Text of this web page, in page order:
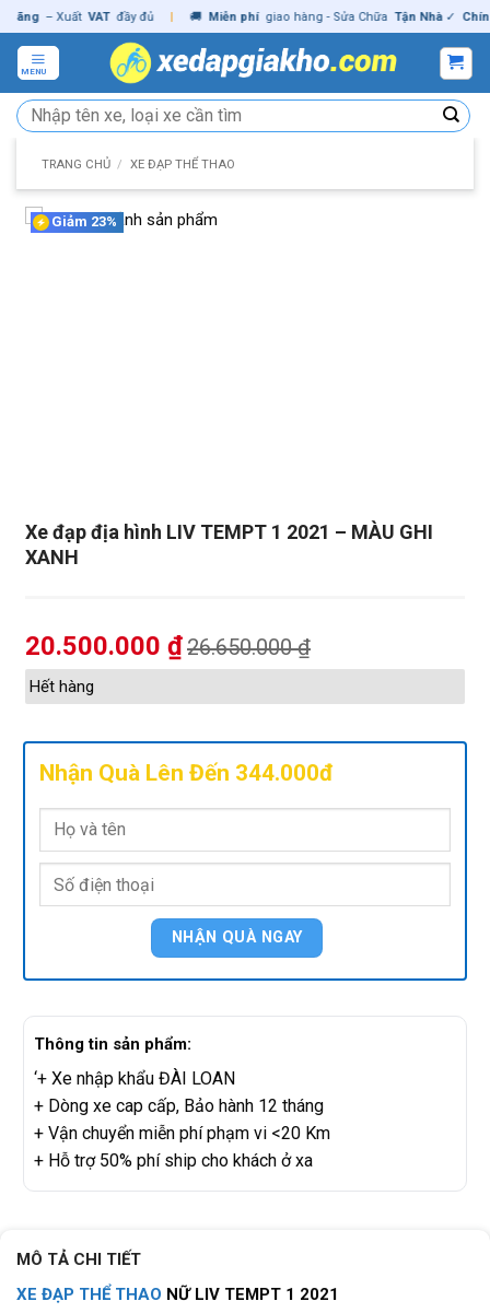
Skip
to
content
– Xuất VAT đầy đủ | 🚚 Miễn phí giao hàng - Sửa Chữa Tận Nhà ✓ Chính
MENU
Tìm
kiếm:
TRANG CHỦ / XE ĐẠP THỂ THAO
Xe đạp địa hình LIV TEMPT 1 2021 – MÀU GHI
XANH
Giảm 23%
20.500.000 ₫26.650.000₫
Hết hàng
Nhận Quà Lên Đến 344.000đ
Thông tin sản phẩm:
‘+ Xe nhập khẩu ĐÀI LOAN
+ Dòng xe cap cấp, Bảo hành 12 tháng
+ Vận chuyển miễn phí phạm vi <20 Km
+ Hỗ trợ 50% phí ship cho khách ở xa
MÔ TẢ CHI TIẾT
XE ĐẠP THỂ THAO NỮ LIV TEMPT 1 2021